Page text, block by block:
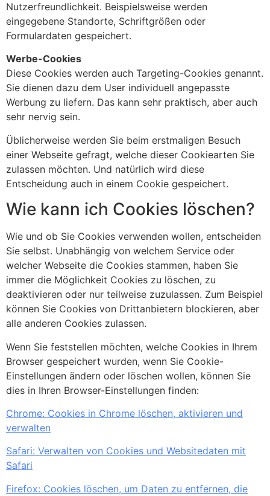
Nutzerfreundlichkeit. Beispielsweise werden
eingegebene Standorte, Schriftgrößen oder
Formulardaten gespeichert.
Werbe-Cookies
Diese Cookies werden auch Targeting-Cookies genannt.
Sie dienen dazu dem User individuell angepasste
Werbung zu liefern. Das kann sehr praktisch, aber auch
sehr nervig sein.
Üblicherweise werden Sie beim erstmaligen Besuch
einer Webseite gefragt, welche dieser Cookiearten Sie
zulassen möchten. Und natürlich wird diese
Entscheidung auch in einem Cookie gespeichert.
Wie kann ich Cookies löschen?
Wie und ob Sie Cookies verwenden wollen, entscheiden
Sie selbst. Unabhängig von welchem Service oder
welcher Webseite die Cookies stammen, haben Sie
immer die Möglichkeit Cookies zu löschen, zu
deaktivieren oder nur teilweise zuzulassen. Zum Beispiel
können Sie Cookies von Drittanbietern blockieren, aber
alle anderen Cookies zulassen.
Wenn Sie feststellen möchten, welche Cookies in Ihrem
Browser gespeichert wurden, wenn Sie Cookie-
Einstellungen ändern oder löschen wollen, können Sie
dies in Ihren Browser-Einstellungen finden:
Chrome: Cookies in Chrome löschen, aktivieren und
verwalten
Safari: Verwalten von Cookies und Websitedaten mit
Safari
Firefox: Cookies löschen, um Daten zu entfernen, die